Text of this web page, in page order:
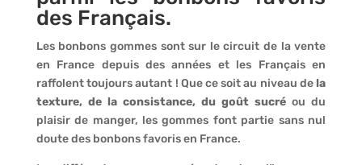
des Français.
Les bonbons gommes sont sur le circuit de la vente
en France depuis des années et les Français en
raffolent toujours autant ! Que ce soit au niveau dela
texture, de la consistance, du goût sucré ou du
plaisir de manger, les gommes font partie sans nul
doute des bonbons favoris en France.